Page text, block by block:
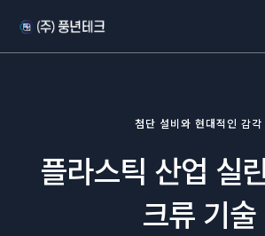
첨단 설비와 현대적인 감각
플라스틱 산업 실
크류 기술